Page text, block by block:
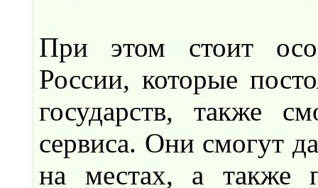
При этом стоит
России, которые
государств, также
сервиса. Они смогут
на местах, а также